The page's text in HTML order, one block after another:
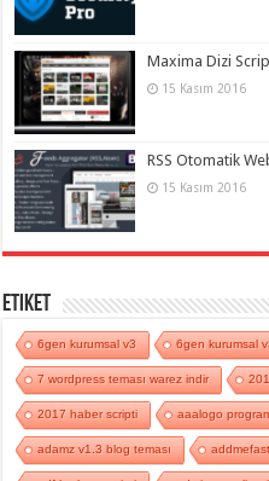
Maxima Dizi
15 Kasım 2016
RSS Otomatik
15 Kasım 2016
Etiket
6gen kurumsal v3 6gen kurumsal
7 wordpress teması warez indir
2017 haber scripti aaalogo
adamz v1.3 blog teması